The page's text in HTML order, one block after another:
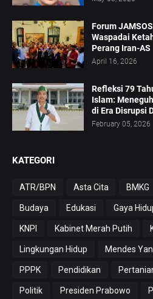
Forum
Waspadai
Perang Iran-AS
April 16, 2026
Refleksi 79
Islam:
di Era Disrupsi
February 05, 2026
KATEGORI
ATR/BPN Asta Cita BMKG
Budaya Edukasi Gaya
KNPI Kabinet Merah Putih
Lingkungan Hidup Mendes
PPPK Pendidikan
Politik Presiden Prabowo